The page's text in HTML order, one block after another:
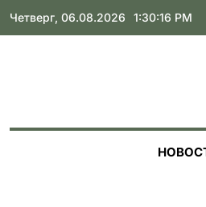
Skip
Четверг, 06.08.2026 1:30:18 PM